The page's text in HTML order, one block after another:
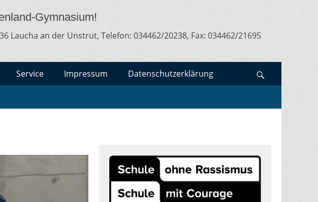
Gymnasium!
Laucha an der Unstrut, Telefon: 034462/20238, Fax: 034462/21695
Service Impressum Datenschutzerklärung